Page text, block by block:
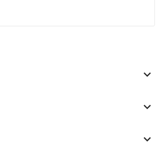
keyboard_arrow_down
keyboard_arrow_down
keyboard_arrow_down